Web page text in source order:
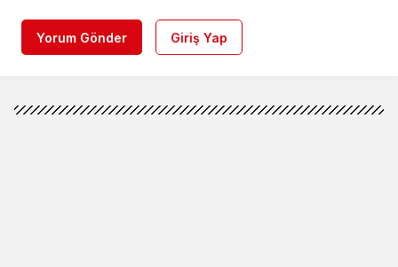
Yorum Gönder Giriş Yap